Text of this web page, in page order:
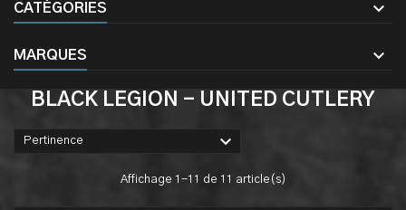
CATÉGORIES
MARQUES
BLACK LEGION - UNITED CUTLERY
Pertinence 
Affichage 1-11 de 11 article(s)